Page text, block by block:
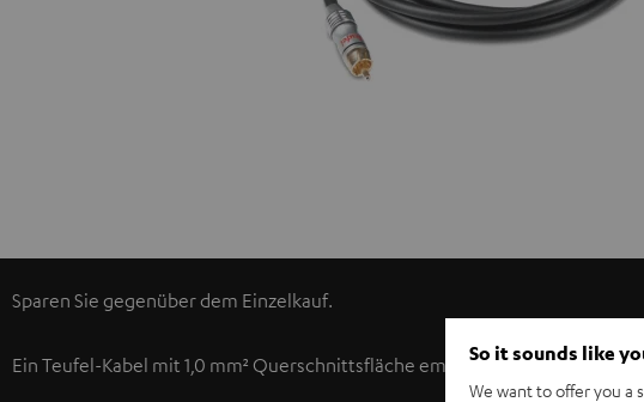
Sparen Sie gegenüber dem Einzelkauf.
Ein Teufel-Kabel mit 1,0 mm² Querschnittsfläche empfiehlt sich für
So it sounds like
We want to offer you a